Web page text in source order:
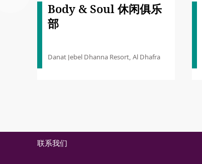
Body & Soul 休闲俱乐
部
Danat Jebel Dhanna Resort, Al Dhafra
联系我们